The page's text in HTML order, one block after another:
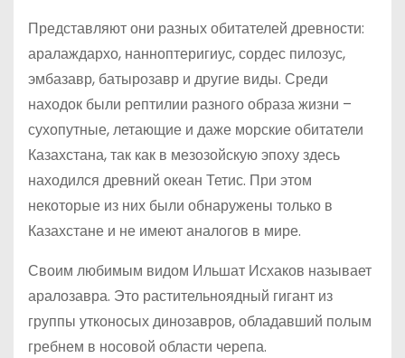
Представляют они разных обитателей древности:
аралаждархо, нанноптеригиус, сордес пилозус,
эмбазавр, батырозавр и другие виды. Среди
находок были рептилии разного образа жизни –
сухопутные, летающие и даже морские обитатели
Казахстана, так как в мезозойскую эпоху здесь
находился древний океан Тетис. При этом
некоторые из них были обнаружены только в
Казахстане и не имеют аналогов в мире.
Своим любимым видом Ильшат Исхаков называет
аралозавра. Это растительноядный гигант из
группы утконосых динозавров, обладавший полым
гребнем в носовой области черепа.